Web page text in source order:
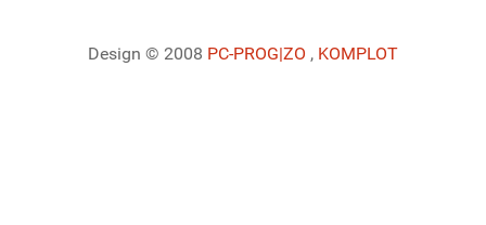
Design © 2008 PC-PROG|ZO , KOMPLOT